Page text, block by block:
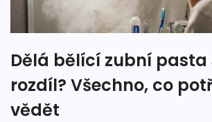
Dělá bělící zubní pasta
rozdíl? Všechno, co
vědět